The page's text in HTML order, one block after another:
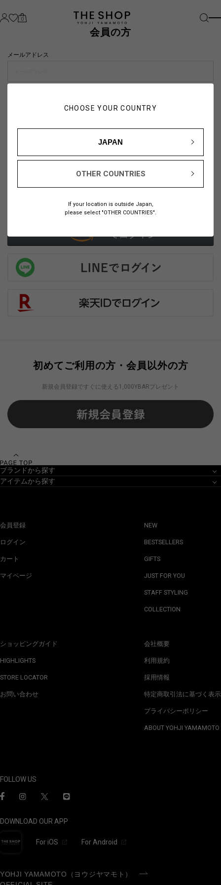
CHOOSE YOUR COUNTRY
JAPAN
OTHER COUNTRIES
If your location is outside Japan,
please select "OTHER COUNTRIES".
0
会員の方
メールアドレス
こちら
または
初めてご利用の方・会員以外の方
新規会員登録ですぐに使える1,000YBARプレゼント
ブランドから探す
アイテムから探す
会員登録
ログイン
カート
マイページ
ショッピングガイド
HIGHLIGHTS
STORE LOCATOR
お問い合わせ
NEW
BESTSELLERS
GIFTS
JUST FOR YOU
STAFF STYLING
COLLECTION
会社概要
利用規約
採用情報
特定商取引法に基づく表示
プライバシーポリシー
ABOUT YOHJI YAMAMOTO
FOLLOW US
DOWNLOAD OUR APP
For iOS For Android
YOHJI YAMAMOTO（ヨウジヤマモト）